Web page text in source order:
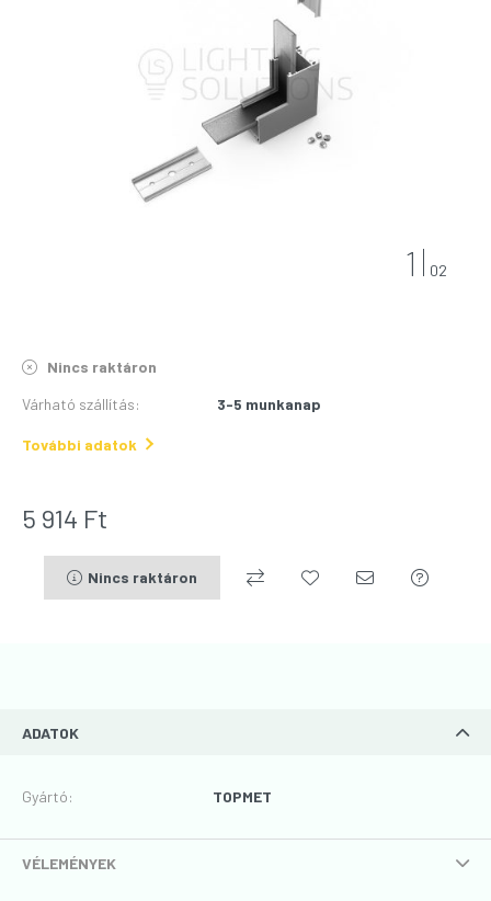
1 02
Nincs raktáron
Várható szállítás: 3-5 munkanap
További adatok
5 914 Ft
Nincs raktáron
ADATOK
Gyártó: TOPMET
VÉLEMÉNYEK